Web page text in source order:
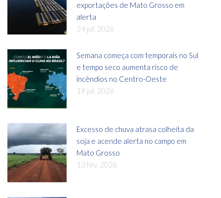
exportações de Mato Grosso em
alerta
24 jul, 2026
Semana começa com temporais no Sul
e tempo seco aumenta risco de
incêndios no Centro-Oeste
19 jul, 2026
Excesso de chuva atrasa colheita da
soja e acende alerta no campo em
Mato Grosso
13 fev, 2026